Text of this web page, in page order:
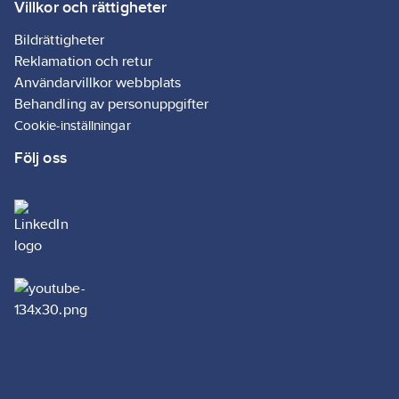
Villkor och rättigheter
Bildrättigheter
Reklamation och retur
Användarvillkor webbplats
Behandling av personuppgifter
Cookie-inställningar
Följ oss